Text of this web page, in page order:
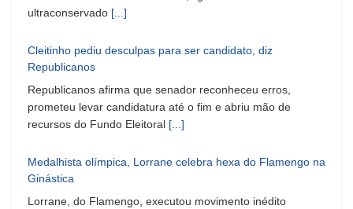
ultraconservado [...]
Cleitinho pediu desculpas para ser candidato, diz
Republicanos
Republicanos afirma que senador reconheceu erros,
prometeu levar candidatura até o fim e abriu mão de
recursos do Fundo Eleitoral [...]
Medalhista olímpica, Lorrane celebra hexa do Flamengo na
Ginástica
Lorrane, do Flamengo, executou movimento inédito